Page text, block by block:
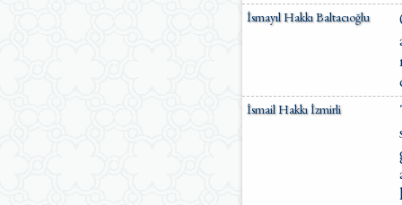
İsmayıl Hakkı Baltacıoğlu
İsmail Hakkı İzmirli